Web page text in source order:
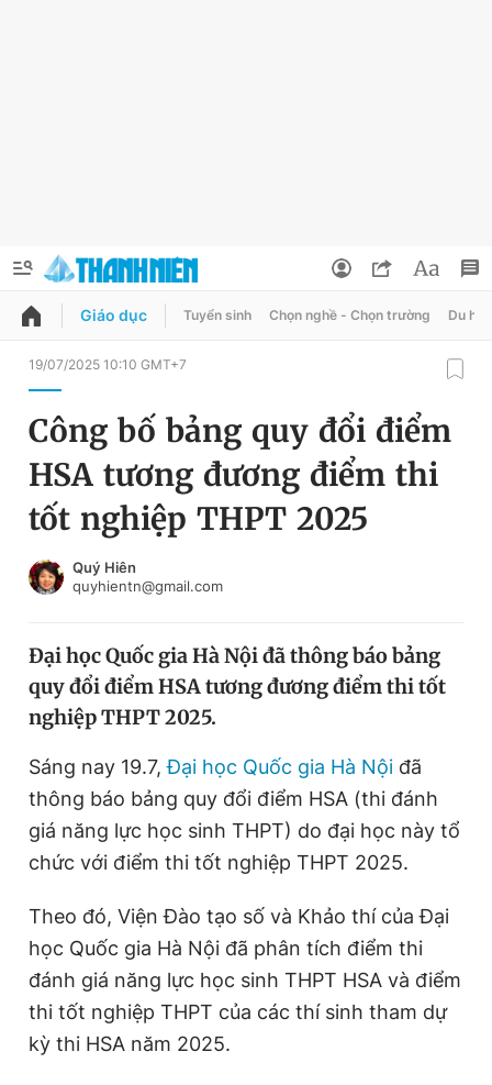
QUẢNG CÁO ĐẶT BÁO
Chuyên mục
Chuyên mục khác
Chào ngày mới
Video Magazine
Sản phẩm khác
Tiện ích Bạn cần biết
Đổi mật khẩu
Tin đã lưu
Tin đã xem
Đăng xuất
Giáo dục Tuyển sinh Chọn nghề - Chọn trường Du học
19/07/2025 10:10 GMT+7
Công bố bảng quy đổi điểm
HSA tương đương điểm thi
tốt nghiệp THPT 2025
Quý Hiên
quyhientn@gmail.com
Đại học Quốc gia Hà Nội đã thông báo bảng
quy đổi điểm HSA tương đương điểm thi tốt
nghiệp THPT 2025.
Sáng nay 19.7,Đại học Quốc gia Hà Nội đã
thông báo bảng quy đổi điểm HSA (thi đánh
giá năng lực học sinh THPT) do đại học này tổ
chức với điểm thi tốt nghiệp THPT 2025.
Theo đó, Viện Đào tạo số và Khảo thí của Đại
học Quốc gia Hà Nội đã phân tích điểm thi
đánh giá năng lực học sinh THPT HSA và điểm
thi tốt nghiệp THPT của các thí sinh tham dự
kỳ thi HSA năm 2025.